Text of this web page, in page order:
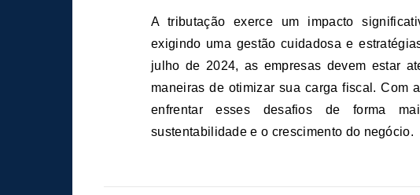
A tributação exerce um impacto
exigindo uma gestão cuidadosa e
julho de 2024, as empresas devem estar
maneiras de otimizar sua carga fiscal. Com
enfrentar esses desafios de forma
sustentabilidade e o crescimento do negócio.